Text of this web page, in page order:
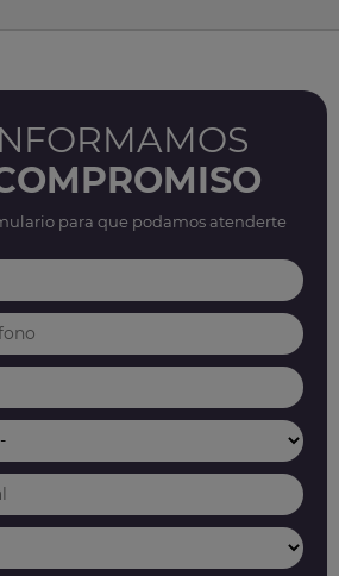
para que podamos atenderte